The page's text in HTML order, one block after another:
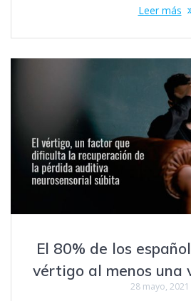
Leer más
El 80% de los
vértigo al menos una
28 mayo, 2021